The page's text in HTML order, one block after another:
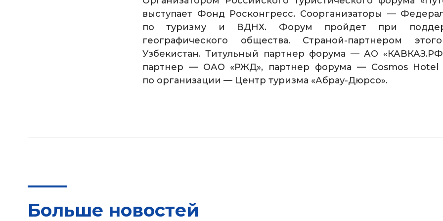
выступает Фонд Росконгресс. Соорганизаторы —
по туризму и ВДНХ. Форум пройдет при
географического общества. Страной-партнером
Узбекистан. Титульный партнер форума — АО
партнер — ОАО «РЖД», партнер форума — Cosmos Hotel
по организации — Центр туризма «Абрау-Дюрсо».
Больше новостей